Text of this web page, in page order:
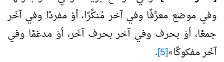
وفي موضع معرَّفًا وفي آخر مُنكَّرًا، أوْ مفردًا وفي آخَر
جمعًا، أوْ بحرف وفي آخر بحرف آخَر، أوْ مدغمًا وفي
آخَر مفكوكًا»
[5]
.